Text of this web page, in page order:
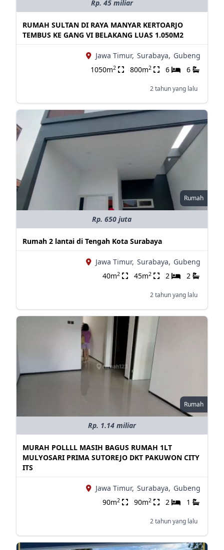
Rp. 45 miliar
RUMAH SULTAN DI RAYA MANYAR KERTOARJO
TEMBUS KE GANG VI BELAKANG LUAS 1.050M2
Jawa Timur, Surabaya, Gubeng
1050m2 800m2 6 6
2 tahun yang lalu
Rumah
Rp. 650 juta
Rumah 2 lantai di Tengah Kota Surabaya
Jawa Timur, Surabaya, Gubeng
40m2 45m2 2 2
2 tahun yang lalu
Rumah
Rp. 1.14 miliar
MURAH POLLLL MASIH BAGUS RUMAH 1LT
MULYOSARI PRIMA SUTOREJO DKT PAKUWON CITY
ITS
Jawa Timur, Surabaya, Gubeng
90m2 90m2 2 1
2 tahun yang lalu